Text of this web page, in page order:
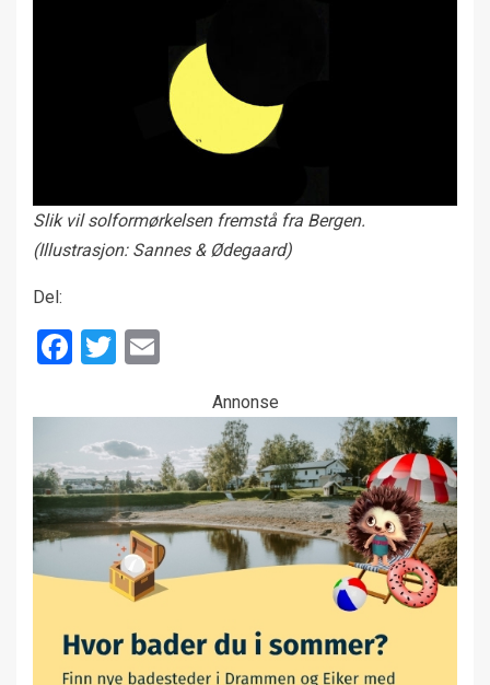
Slik vil solformørkelsen fremstå fra Bergen.
(Illustrasjon: Sannes & Ødegaard)
Del:
Facebook
Twitter
Annonse